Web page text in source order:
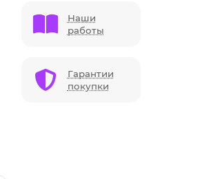
Наши
работы
Гарантии
покупки